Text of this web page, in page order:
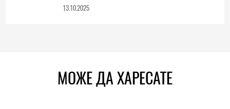
13.10.2025
МОЖЕ ДА ХАРЕСАТЕ